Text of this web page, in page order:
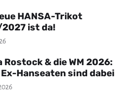
HANSA-Trikot
ist da!
Rostock & die WM 2026:
Ex-Hanseaten sind dabei